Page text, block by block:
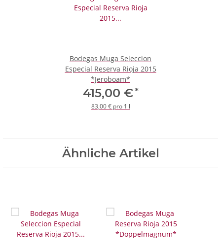
Bodegas Muga Seleccion
Especial Reserva Rioja 2015
*Jeroboam*
415,00 €*
83,00 € pro 1 l
Ähnliche Artikel